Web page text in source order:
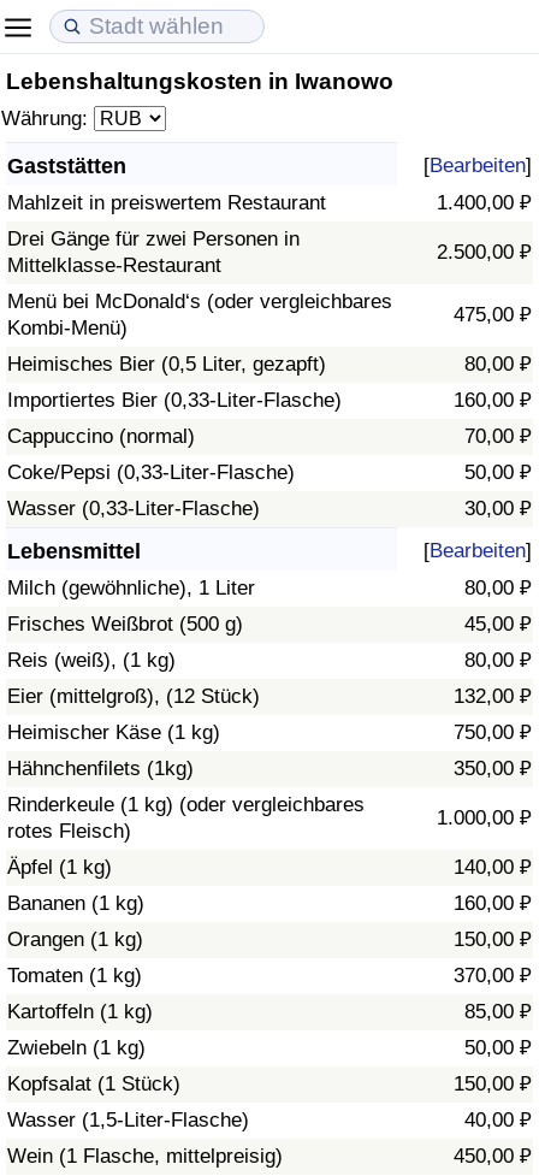
Lebenshaltungskosten in Iwanowo
Währung:
Gaststätten [Bearbeiten]
Mahlzeit in preiswertem Restaurant
1.400,00 ₽
Drei Gänge für zwei Personen in
Mittelklasse-Restaurant
2.500,00 ₽
Menü bei McDonald‘s (oder vergleichbares
Kombi-Menü)
475,00 ₽
Heimisches Bier (0,5 Liter, gezapft)
80,00 ₽
Importiertes Bier (0,33-Liter-Flasche)
160,00 ₽
Cappuccino (normal)
70,00 ₽
Coke/Pepsi (0,33-Liter-Flasche)
50,00 ₽
Wasser (0,33-Liter-Flasche)
30,00 ₽
Lebensmittel [Bearbeiten]
Milch (gewöhnliche), 1 Liter
80,00 ₽
Frisches Weißbrot (500 g)
45,00 ₽
Reis (weiß), (1 kg)
80,00 ₽
Eier (mittelgroß), (12 Stück)
132,00 ₽
Heimischer Käse (1 kg)
750,00 ₽
Hähnchenfilets (1kg)
350,00 ₽
Rinderkeule (1 kg) (oder vergleichbares
rotes Fleisch)
1.000,00 ₽
Äpfel (1 kg)
140,00 ₽
Bananen (1 kg)
160,00 ₽
Orangen (1 kg)
150,00 ₽
Tomaten (1 kg)
370,00 ₽
Kartoffeln (1 kg)
85,00 ₽
Zwiebeln (1 kg)
50,00 ₽
Kopfsalat (1 Stück)
150,00 ₽
Wasser (1,5-Liter-Flasche)
40,00 ₽
Wein (1 Flasche, mittelpreisig)
450,00 ₽
Lebenshaltungskosten
Lebenshaltungskosten-Index (aktuell)
Lebenshaltungskosten-Index
Lebenshaltungskosten-Index nach Land
in Akaba
Immobilienpreise
Immobilienpreis-Index (aktuell)
Immobilienpreis-Index
Immobilienpreis-Index nach Land
Lebensqualität
Lebensqualität-Index
Lebensqualität-Index (aktuell)
Lebensqualitätsindex nach Land
Kriminalität
Kriminalitäts-Index (aktuell)
Kriminalitäts-Index
Kriminalitätsindex nach Land
Gesundheitsversorgung
Gesundheitsversorgungs-Index (aktuell)
Gesundheitsversorgungs-Index
Gesundheitsversorgungs-Index nach Land
Umweltverschmutzung
Verschmutzungsindex
Umweltverschmutzungs-Index nach Land
Verkehr
Verkehrs-Index